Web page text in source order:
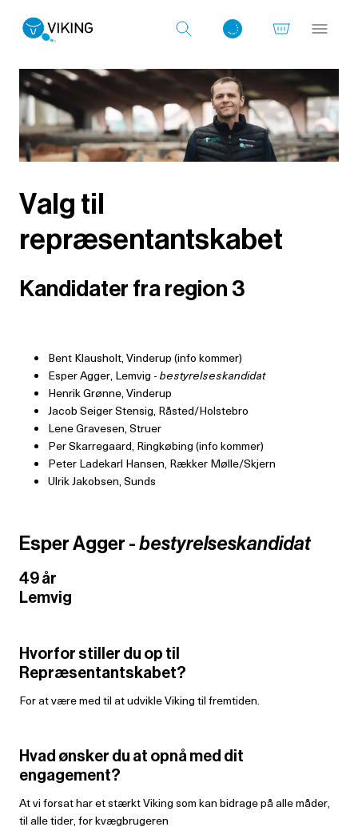
Log ind med det samme
Valg til
repræsentantskabet
Kandidater fra region 3
Bent Klausholt, Vinderup (info kommer)
Esper Agger, Lemvig -bestyrelseskandidat
Henrik Grønne, Vinderup
Jacob Seiger Stensig, Råsted/Holstebro
Lene Gravesen, Struer
Per Skarregaard, Ringkøbing (info kommer)
Peter Ladekarl Hansen, Rækker Mølle/Skjern
Ulrik Jakobsen, Sunds
Esper Agger -bestyrelseskandidat
49 år
Lemvig
Hvorfor stiller du op til
Repræsentantskabet?
For at være med til at udvikle Viking til fremtiden.
Hvad ønsker du at opnå med dit
engagement?
At vi forsat har et stærkt Viking som kan bidrage på alle måder,
til alle tider, for kvægbrugeren